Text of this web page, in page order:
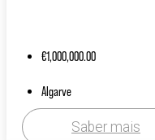
€1,000,000.00
Algarve
Saber mais